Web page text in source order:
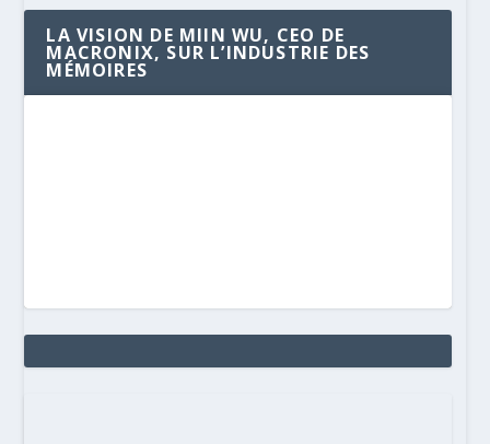
LA VISION DE MIIN WU, CEO DE
MACRONIX, SUR L’INDUSTRIE DES
MÉMOIRES